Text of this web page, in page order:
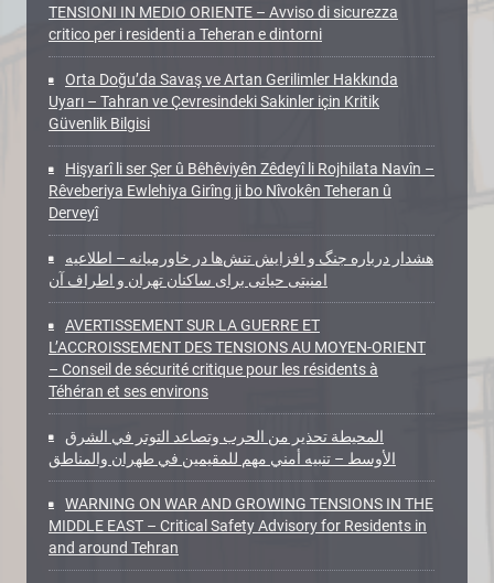
TENSIONI IN MEDIO ORIENTE – Avviso di sicurezza
critico per i residenti a Teheran e dintorni
Orta Doğu’da Savaş ve Artan Gerilimler Hakkında
Uyarı – Tahran ve Çevresindeki Sakinler için Kritik
Güvenlik Bilgisi
Hişyarî li ser Şer û Bêhêviyên Zêdeyî li Rojhilata Navîn –
Rêveberiya Ewlehiya Girîng ji bo Nîvokên Teheran û
Derveyî
هشدار درباره جنگ و افزایش تنش‌ها در خاورمیانه – اطلاعیه
امنیتی حیاتی برای ساکنان تهران و اطراف آن
AVERTISSEMENT SUR LA GUERRE ET
L’ACCROISSEMENT DES TENSIONS AU MOYEN-ORIENT
– Conseil de sécurité critique pour les résidents à
Téhéran et ses environs
المحيطة تحذير من الحرب وتصاعد التوتر في الشرق
الأوسط – تنبيه أمني مهم للمقيمين في طهران والمناطق
WARNING ON WAR AND GROWING TENSIONS IN THE
MIDDLE EAST – Critical Safety Advisory for Residents in
and around Tehran